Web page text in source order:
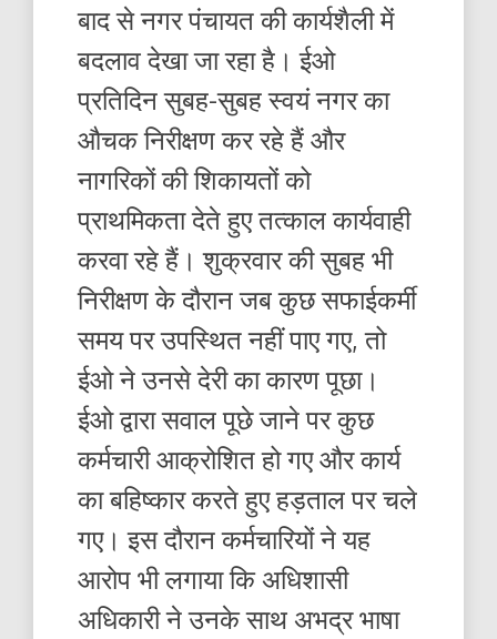
बाद से नगर पंचायत की कार्यशैली में
बदलाव देखा जा रहा है। ईओ
प्रतिदिन सुबह-सुबह स्वयं नगर का
औचक निरीक्षण कर रहे हैं और
नागरिकों की शिकायतों को
प्राथमिकता देते हुए तत्काल कार्यवाही
करवा रहे हैं। शुक्रवार की सुबह भी
निरीक्षण के दौरान जब कुछ सफाईकर्मी
समय पर उपस्थित नहीं पाए गए, तो
ईओ ने उनसे देरी का कारण पूछा।
ईओ द्वारा सवाल पूछे जाने पर कुछ
कर्मचारी आक्रोशित हो गए और कार्य
का बहिष्कार करते हुए हड़ताल पर चले
गए। इस दौरान कर्मचारियों ने यह
आरोप भी लगाया कि अधिशासी
अधिकारी ने उनके साथ अभद्र भाषा